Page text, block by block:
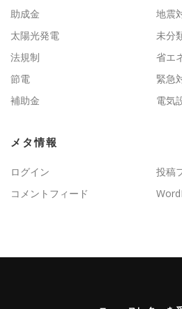
助成金
地震
太陽光発電
未分
法規制
省エ
節電
緊急
補助金
電気
メタ情報
ログイン
投稿
コメントフィード